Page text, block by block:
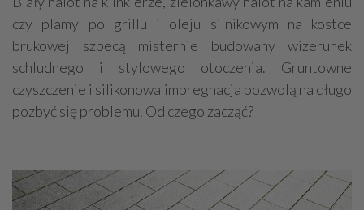
czy plamy po grillu i oleju silnikowym na kostce
brukowej szpecą misternie budowany wizerunek
schludnego i stylowego otoczenia. Gruntowne
czyszczenie i silikonowa impregnacja pozwolą na długo
pozbyć się problemu. Od czego zacząć?